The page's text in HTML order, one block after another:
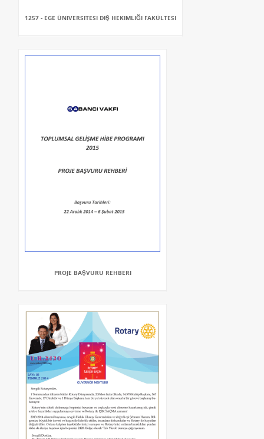
1257 - EGE ÜNIVERSITESI DIŞ HEKIMLIĞI FAKÜLTESI
PROJE BAŞVURU REHBERI